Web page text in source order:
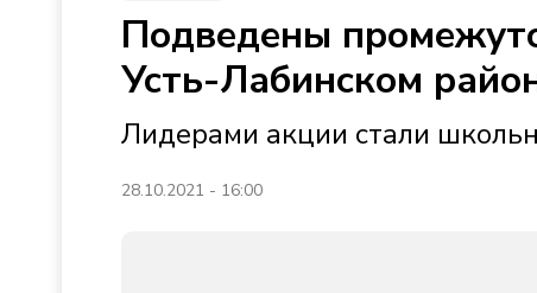
Подведены
Усть-Лабинском
Лидерами акции стали
28.10.2021 - 16:00